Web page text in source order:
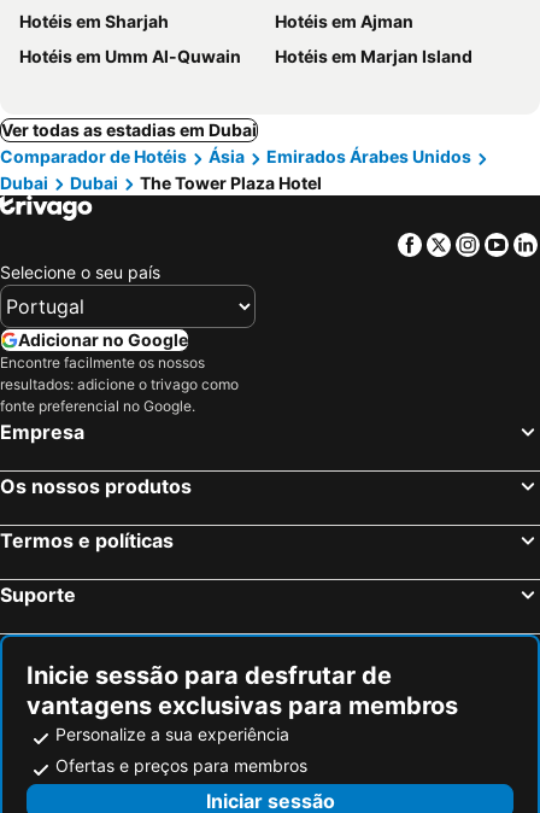
Hotéis em Sharjah
Hotéis em Ajman
Hotéis em Umm Al-Quwain
Hotéis em Marjan Island
Ver todas as estadias em Dubai
Comparador de Hotéis
Ásia
Emirados Árabes Unidos
Dubai
Dubai The Tower Plaza Hotel
Facebook
Twitter
Selecione o seu país
Adicionar no Google
Encontre facilmente os nossos
resultados: adicione o trivago como
fonte preferencial no Google.
Empresa
Os nossos produtos
Termos e políticas
Suporte
Inicie sessão para desfrutar de
vantagens exclusivas para membros
Personalize a sua experiência
Ofertas e preços para membros
Iniciar sessão